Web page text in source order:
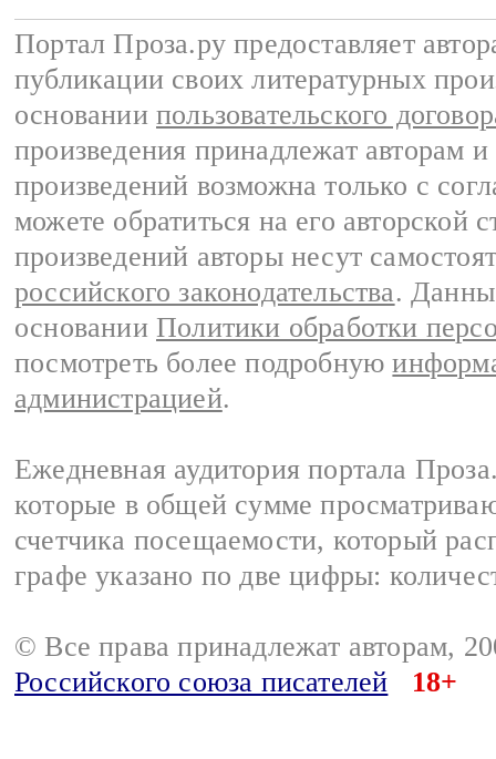
Портал Проза.ру предоставляет
публикации своих литературных
основании пользовательского
произведения принадлежат авторам
произведений возможна только с
можете обратиться на его авторской
произведений авторы несут
российского законодательства.
основании Политики обработки
посмотреть более подробную
администрацией.
Ежедневная аудитория портала
которые в общей сумме
счетчика посещаемости, который
графе указано по две цифры:
© Все права принадлежат авторам,
Российского союза писателей
18+